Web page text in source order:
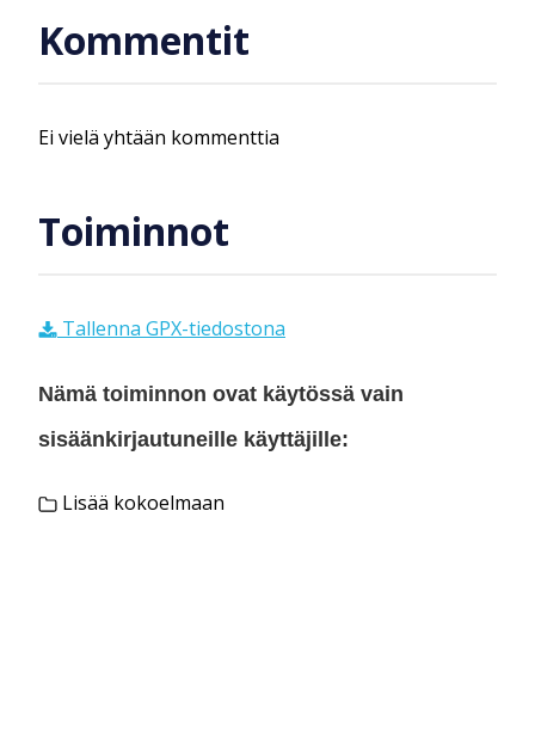
Kommentit
Ei vielä yhtään kommenttia
Toiminnot
Tallenna GPX-tiedostona
Nämä toiminnon ovat käytössä vain
sisäänkirjautuneille käyttäjille:
Lisää kokoelmaan